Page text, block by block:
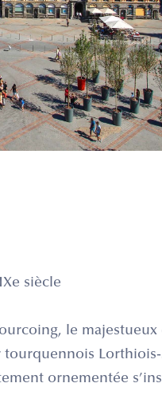
siècle
le
ornementée